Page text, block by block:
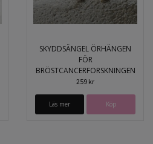
SKYDDSÄNGEL ÖRHÄNGEN
FÖR
BRÖSTCANCERFORSKNINGEN
259 kr
Läs mer Köp